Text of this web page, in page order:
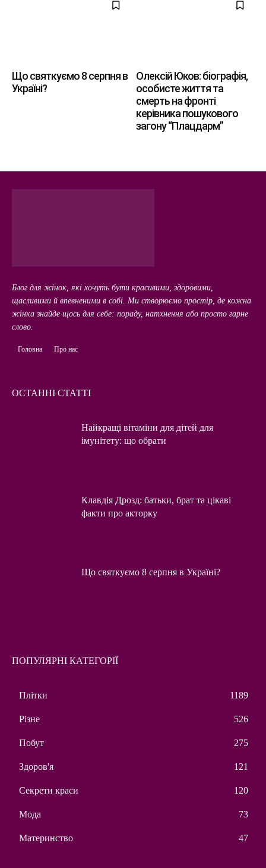
Що святкуємо 8 серпня в
Україні?
Олексій Юков: біографія,
особисте життя та
смерть на фронті
керівника пошукового
загону “Плацдарм”
Блог для жінок, які хочуть бути красивими, здоровими,
щасливими й впевненими в собі. Ми створюємо простір, де кожна
жінка знайде щось для себе: пораду, натхнення або просто гарне
слово.
Головна Про нас
ОСТАННІ СТАТТІ
Найкращі вітаміни для дітей для
імунітету: що обрати
Клавдія Дрозд: батьки, брат та цікаві
факти про акторку
Що святкуємо 8 серпня в Україні?
ПОПУЛЯРНІ КАТЕГОРІЇ
Плітки 1189
Різне 526
Побут 275
Здоров'я 121
Секрети краси 120
Мода 73
Материнство 47